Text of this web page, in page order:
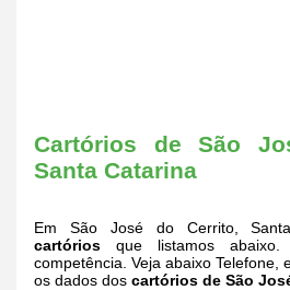
Cartórios de São
Santa Catarina
Em São José do Cerrito,
cartórios que listamos
competência. Veja abaixo Telefone,
os dados dos cartórios de São